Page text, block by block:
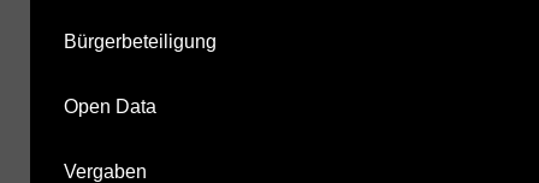
Bürgerbeteiligung
Open Data
Vergaben